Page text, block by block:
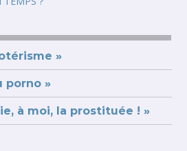
»
porno »
à moi, la prostituée ! »